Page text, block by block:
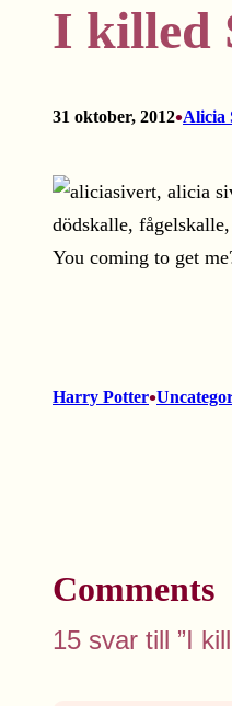
I killed
31 oktober, 2012•Alicia
You coming to get
Harry Potter•
Comments
15 svar till ”I